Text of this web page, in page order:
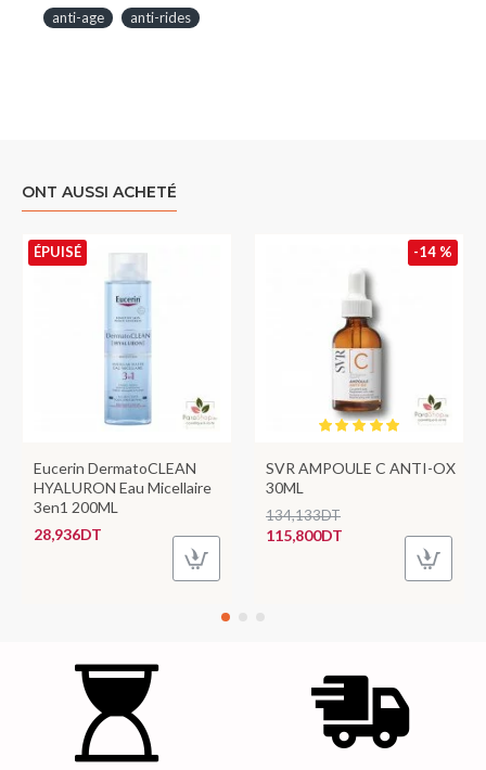
anti-age
anti-rides
ONT AUSSI ACHETÉ
ÉPUISÉ
Eucerin DermatoCLEAN
HYALURON Eau Micellaire
3en1 200ML
28,936DT
-14 %
SVR AMPOULE C ANTI-OX
30ML
115,800DT
134,133DT